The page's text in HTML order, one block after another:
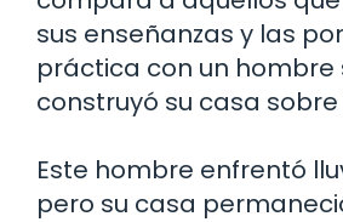
sus enseñanzas y las
práctica con un hombre
construyó su casa
Este hombre enfrentó
pero su casa